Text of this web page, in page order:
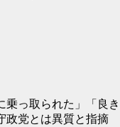
乗っ取られた」「良き
党とは異質と指摘